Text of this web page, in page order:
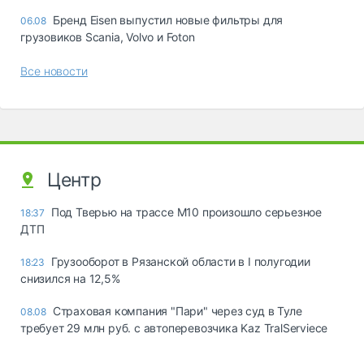
06.08 Бренд Eisen выпустил новые фильтры для
грузовиков Scania, Volvo и Foton
Все новости
Центр
18:37
Под Тверью на трассе М10 произошло серьезное
ДТП
18:23
Грузооборот в Рязанской области в I полугодии
снизился на 12,5%
08.08 Страховая компания "Пари" через суд в Туле
требует 29 млн руб. с автоперевозчика Kaz TralServiece